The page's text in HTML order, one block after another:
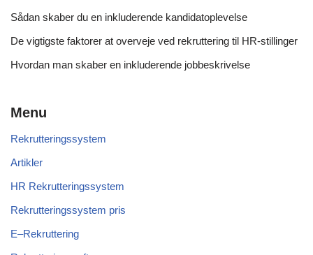
Sådan skaber du en inkluderende kandidatoplevelse
De vigtigste faktorer at overveje ved rekruttering til HR-stillinger
Hvordan man skaber en inkluderende jobbeskrivelse
Menu
Rekrutteringssystem
Artikler
HR Rekrutteringssystem
Rekrutteringssystem pris
E–Rekruttering